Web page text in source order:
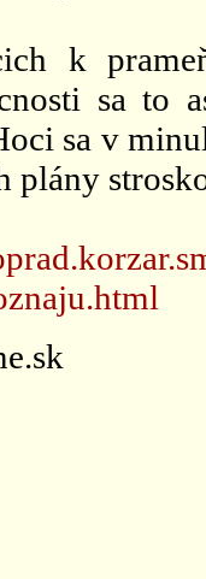
k
sa to
sa v
plány